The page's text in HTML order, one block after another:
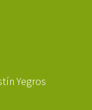
Yegros